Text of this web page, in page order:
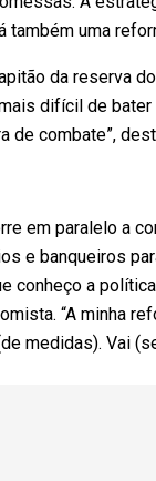
também uma
da reserva
difícil de
de combate”,
em paralelo a
e banqueiros
conheço a
“A minha
medidas). Vai